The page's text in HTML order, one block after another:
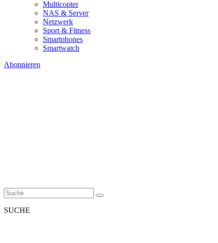
Multicopter
NAS & Server
Netzwerk
Sport & Fitness
Smartphones
Smartwatch
Abonnieren
SUCHE